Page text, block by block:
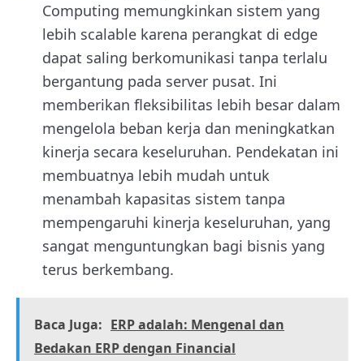
Computing memungkinkan sistem yang
lebih scalable karena perangkat di edge
dapat saling berkomunikasi tanpa terlalu
bergantung pada server pusat. Ini
memberikan fleksibilitas lebih besar dalam
mengelola beban kerja dan meningkatkan
kinerja secara keseluruhan. Pendekatan ini
membuatnya lebih mudah untuk
menambah kapasitas sistem tanpa
mempengaruhi kinerja keseluruhan, yang
sangat menguntungkan bagi bisnis yang
terus berkembang.
Baca Juga: ERP adalah: Mengenal dan
Bedakan ERP dengan Financial